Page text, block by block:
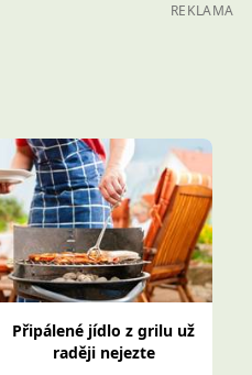
REKLAMA
Připálené jídlo z grilu už
raději nejezte